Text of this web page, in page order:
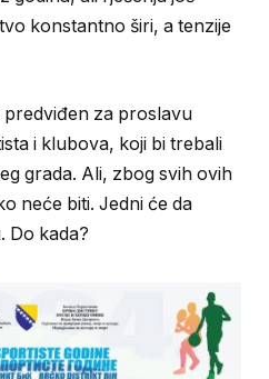
konstantno širi, a tenzije
predviđen za proslavu
i klubova, koji bi trebali
grada. Ali, zbog svih ovih
neće biti. Jedni će da
Do kada?